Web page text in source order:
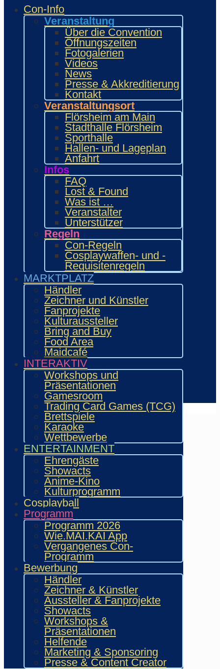
Con-Info
Veranstaltung
Über die Convention
Öffnungszeiten
Fotogalerien
Videos
News
Presse & Akkreditierung
Kontakt
Veranstaltungsort
Flörsheim am Main
Stadthalle Flörsheim
Sporthalle
Hallen- und Lageplan
Anfahrt
Infos
FAQ
Lost & Found
Was ist …
Veranstalter
Unterstützer
Regeln
Con-Regeln
Cosplaywaffen- und -
Requisitenregeln
MARKTPLATZ
Händler
Zeichner und Künstler
Fanprojekte
Kulturaussteller
Bring and Buy
Food Area
Maidcafé
INTERAKTIV
Workshops und
Präsentationen
Gamesroom
Trading Card Games (TCG)
Brettspiele
Karaoke
Wettbewerbe
ENTERTAINMENT
Ehrengäste
Showacts
Anime-Kino
Kulturprogramm
Cosplayball
Programm
Programm 2026
Wie.MAI.KAI App
Vergangenes Con-
Programm
Bewerbung
Händler
Zeichner & Künstler
Aussteller & Fanprojekte
Showacts
Workshops &
Präsentationen
Helfende
Marketing & Sponsoring
Presse & Content Creator
Cosplaywaffen- und -
Requisitenregeln
MARKTPLATZ
Händler
Zeichner und Künstler
Fanprojekte
Kulturaussteller
Bring and Buy
Food Area
Maidcafé
INTERAKTIV
Workshops und Präsentationen
Gamesroom
Trading Card Games (TCG)
Brettspiele
Karaoke
Wettbewerbe
ENTERTAINMENT
Ehrengäste
Showacts
Anime-Kino
Kulturprogramm
Cosplayball
Programm
Programm 2026
Wie.MAI.KAI App
Vergangenes Con-Programm
Bewerbung
Händler
Zeichner & Künstler
Aussteller & Fanprojekte
Showacts
Workshops & Präsentationen
Helfende
Marketing & Sponsoring
Presse & Content Creator
Verein wie.mai.kai e. V
Kontakt